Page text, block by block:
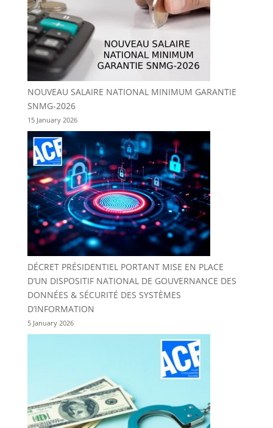
NOUVEAU SALAIRE NATIONAL MINIMUM GARANTIE
SNMG-2026
15 January 2026
DÉCRET PRÉSIDENTIEL PORTANT MISE EN PLACE
D’UN DISPOSITIF NATIONAL DE GOUVERNANCE DES
DONNÉES & SÉCURITÉ DES SYSTÈMES
D’INFORMATION
5 January 2026